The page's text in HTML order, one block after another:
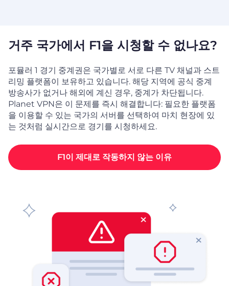
거주 국가에서 F1을 시청할 수 없나요?
포뮬러 1 경기 중계권은 국가별로 서로 다른 TV 채널과 스트
리밍 플랫폼이 보유하고 있습니다. 해당 지역에 공식 중계
방송사가 없거나 해외에 계신 경우, 중계가 차단됩니다.
Planet VPN은 이 문제를 즉시 해결합니다: 필요한 플랫폼
을 이용할 수 있는 국가의 서버를 선택하여 마치 현장에 있
는 것처럼 실시간으로 경기를 시청하세요.
F1이 제대로 작동하지 않는 이유